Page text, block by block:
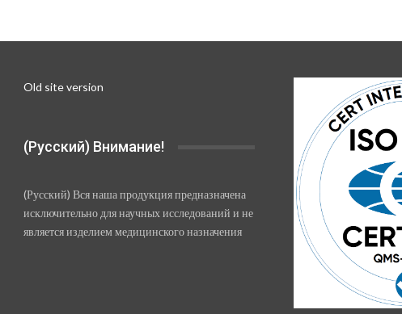
Old site version
(Русский) Внимание!
(Русский) Вся наша продукция предназначена
исключительно для научных исследований и не
является изделием медицинского назначения